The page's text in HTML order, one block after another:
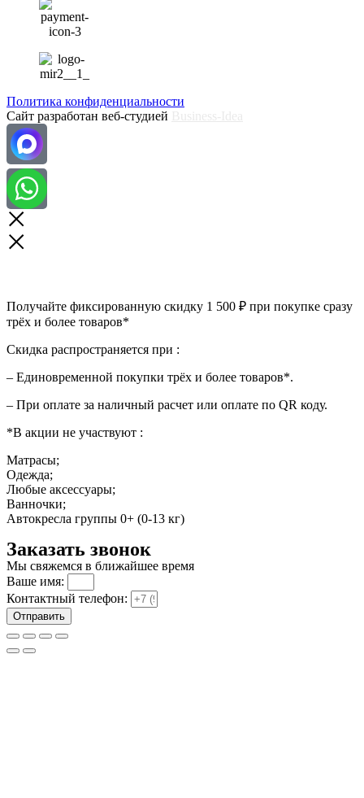
Политика конфиденциальности
Сайт разработан веб-студией
Получайте фиксированную скидку 1 500 ₽ при покупке сразу
трёх и более товаров*
Скидка распространяется при :
– Единовременной покупки трёх и более товаров*.
– При оплате за наличный расчет или оплате по QR коду.
*В акции не участвуют :
Матрасы;
Одежда;
Любые аксессуары;
Ванночки;
Автокресла группы 0+ (0-13 кг)
Заказать звонок
Мы свяжемся в ближайшее время
Ваше имя:
Контактный телефон:
Отправить